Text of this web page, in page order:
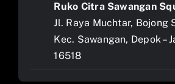
Ruko Citra Sawangan
Jl. Raya Muchtar, Bojong
Kec. Sawangan, Depok –
16518